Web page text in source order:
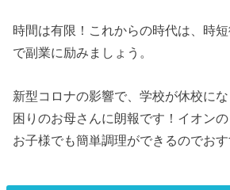
時間は有限！これからの時代は、時
で副業に励みましょう。
新型コロナの影響で、学校が休校に
困りのお母さんに朗報です！イオン
お子様でも簡単調理ができるのでおす